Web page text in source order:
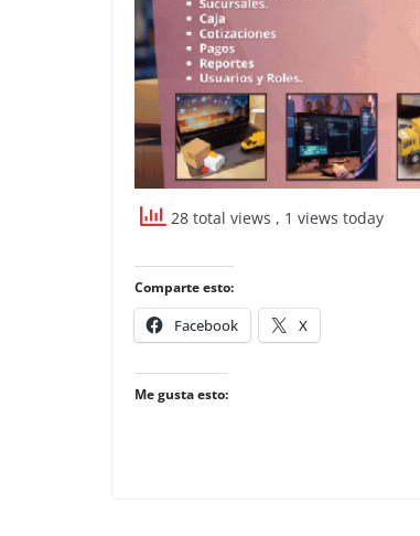
28 total views , 1 views today
Comparte esto:
Facebook X
Me gusta esto: